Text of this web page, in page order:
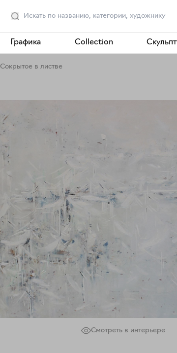
Графика Collection
Сокрытое в листве
Смотреть в интерьере